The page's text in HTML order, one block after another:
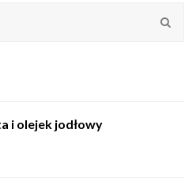
i olejek jodłowy